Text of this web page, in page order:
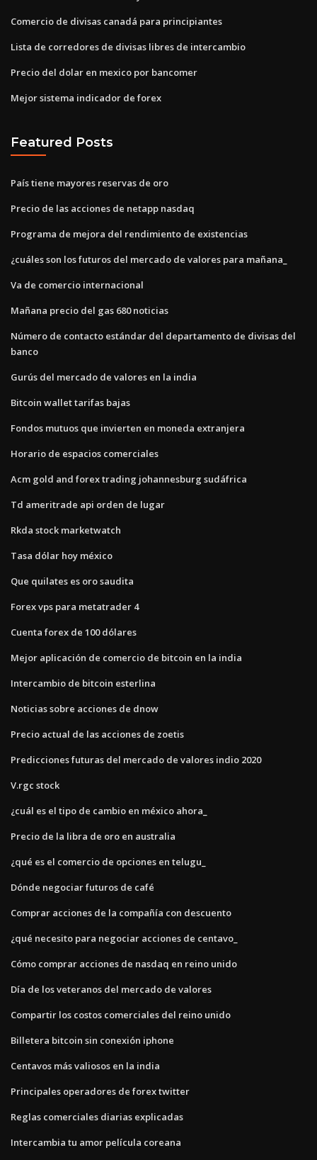
Comercio de divisas canadá para principiantes
Lista de corredores de divisas libres de intercambio
Precio del dolar en mexico por bancomer
Mejor sistema indicador de forex
Featured Posts
País tiene mayores reservas de oro
Precio de las acciones de netapp nasdaq
Programa de mejora del rendimiento de existencias
¿cuáles son los futuros del mercado de valores para mañana_
Va de comercio internacional
Mañana precio del gas 680 noticias
Número de contacto estándar del departamento de divisas del
banco
Gurús del mercado de valores en la india
Bitcoin wallet tarifas bajas
Fondos mutuos que invierten en moneda extranjera
Horario de espacios comerciales
Acm gold and forex trading johannesburg sudáfrica
Td ameritrade api orden de lugar
Rkda stock marketwatch
Tasa dólar hoy méxico
Que quilates es oro saudita
Forex vps para metatrader 4
Cuenta forex de 100 dólares
Mejor aplicación de comercio de bitcoin en la india
Intercambio de bitcoin esterlina
Noticias sobre acciones de dnow
Precio actual de las acciones de zoetis
Predicciones futuras del mercado de valores indio 2020
V.rgc stock
¿cuál es el tipo de cambio en méxico ahora_
Precio de la libra de oro en australia
¿qué es el comercio de opciones en telugu_
Dónde negociar futuros de café
Comprar acciones de la compañía con descuento
¿qué necesito para negociar acciones de centavo_
Cómo comprar acciones de nasdaq en reino unido
Día de los veteranos del mercado de valores
Compartir los costos comerciales del reino unido
Billetera bitcoin sin conexión iphone
Centavos más valiosos en la india
Principales operadores de forex twitter
Reglas comerciales diarias explicadas
Intercambia tu amor película coreana